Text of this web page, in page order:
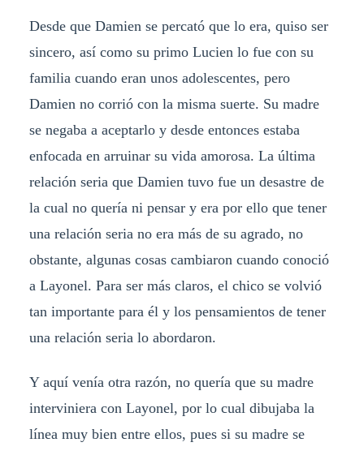
Desde que Damien se percató que lo era, quiso ser
sincero, así como su primo Lucien lo fue con su
familia cuando eran unos adolescentes, pero
Damien no corrió con la misma suerte. Su madre
se negaba a aceptarlo y desde entonces estaba
enfocada en arruinar su vida amorosa. La última
relación seria que Damien tuvo fue un desastre de
la cual no quería ni pensar y era por ello que tener
una relación seria no era más de su agrado, no
obstante, algunas cosas cambiaron cuando conoció
a Layonel. Para ser más claros, el chico se volvió
tan importante para él y los pensamientos de tener
una relación seria lo abordaron.
Y aquí venía otra razón, no quería que su madre
interviniera con Layonel, por lo cual dibujaba la
línea muy bien entre ellos, pues si su madre se